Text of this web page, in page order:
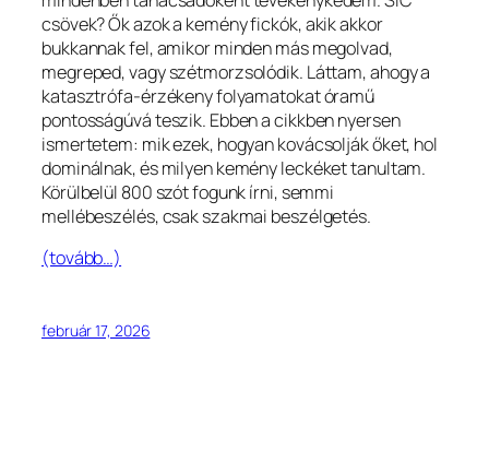
csövek? Ők azok a kemény fickók, akik akkor
bukkannak fel, amikor minden más megolvad,
megreped, vagy szétmorzsolódik. Láttam, ahogy a
katasztrófa-érzékeny folyamatokat óramű
pontosságúvá teszik. Ebben a cikkben nyersen
ismertetem: mik ezek, hogyan kovácsolják őket, hol
dominálnak, és milyen kemény leckéket tanultam.
Körülbelül 800 szót fogunk írni, semmi
mellébeszélés, csak szakmai beszélgetés.
(tovább…)
február 17, 2026
Esperanto
Estonian
Finnish
French (Belgium)
French (Canada)
French (France)